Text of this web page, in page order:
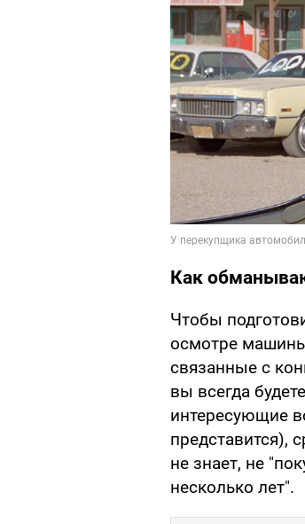
Как
Чтобы
осмотре
связанные с
вы всегда
интересующие
представится),
не знает, не
несколько лет".